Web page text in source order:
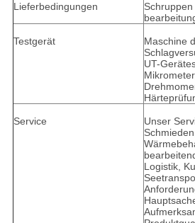
Lieferbedingungen
Testgerät
Maschine
UT-
Service
Unser
Logistik,